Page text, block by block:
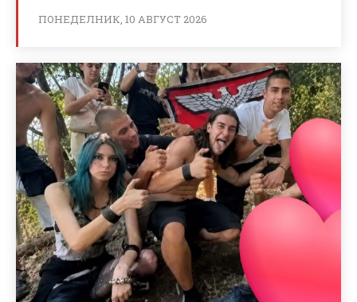
ПОНЕДЕЛНИК, 10 АВГУСТ 2026